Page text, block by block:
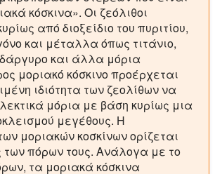
κόσκινα». Οι ζεόλιθοι
από διοξείδιο του πυριτίου,
και μέταλλα όπως τιτάνιο,
και άλλα μόρια
μοριακό κόσκινο προέρχεται
ιδιότητα των ζεολίθων να
μόρια με βάση κυρίως μια
μεγέθους. Η
μοριακών κοσκίνων ορίζεται
των πόρων τους. Ανάλογα με το
τα μοριακά κόσκινα